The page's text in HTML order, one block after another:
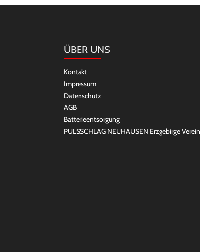
ÜBER UNS
Kontakt
Impressum
Datenschutz
AGB
Batterieentsorgung
PULSSCHLAG NEUHAUSEN Erzgebirge Verein